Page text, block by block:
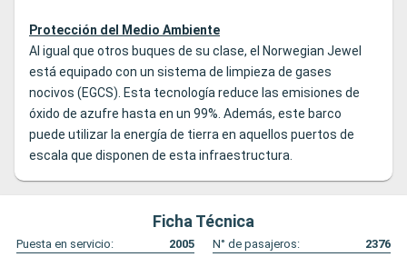
Protección del Medio Ambiente
Al igual que otros buques de su clase, el Norwegian Jewel
está equipado con un sistema de limpieza de gases
nocivos (EGCS). Esta tecnología reduce las emisiones de
óxido de azufre hasta en un 99%. Además, este barco
puede utilizar la energía de tierra en aquellos puertos de
escala que disponen de esta infraestructura.
Ficha Técnica
Puesta en servicio: 2005 N° de pasajeros:
2376